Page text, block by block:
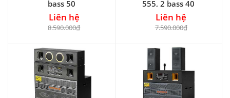
bass 50
Liên hệ
8.590.000₫
555, 2 bass 40
Liên hệ
7.590.000₫